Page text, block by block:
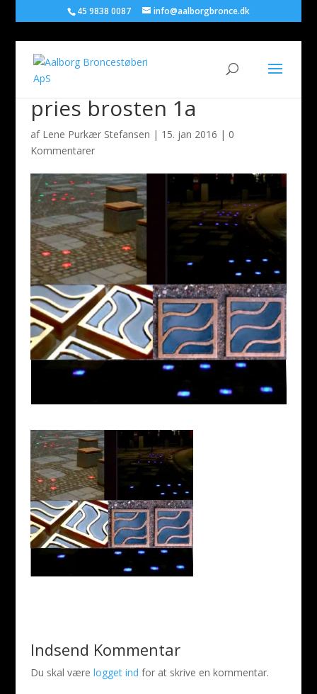
45 9838 0087 info@aalborgbronce.dk
pries brosten 1a
af Lene Purkær Stefansen | 15. jan 2016 | 0
Kommentarer
Indsend Kommentar
Du skal være logget ind for at skrive en kommentar.